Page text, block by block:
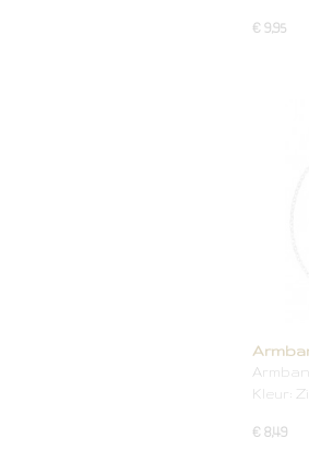
€ 9,95
Kleur:
€ 8,49